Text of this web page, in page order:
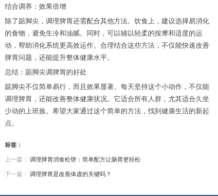
结合调养：效果倍增
除了踮脚尖，调理脾胃还需配合其他方法。饮食上，建议选择易消化
的食物，避免生冷和油腻。同时，可以辅以轻柔的按摩和适度的运
动，帮助消化系统更高效运作。合理结合这些方法，不仅能快速改善
脾胃问题，还能提升整体健康水平。
总结：踮脚尖调脾胃的好处
踮脚尖不仅简单易行，而且效果显著。每天坚持这个小动作，不仅能
调理脾胃，还能改善整体健康状况。它适合所有人群，尤其适合久坐
少动的上班族。希望大家通过这个简单的方法，找到健康生活的新起
点。
标签：
上一篇： 调理脾胃消食松饼：简单配方让肠胃更轻松
下一篇： 调理脾胃是改善体虚的关键吗？